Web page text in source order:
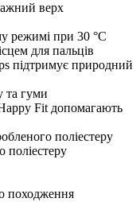
верх
режимі при 30 °C
для пальців
підтримує природний
та гуми
Fit допомагають
поліестеру
поліестеру
походження